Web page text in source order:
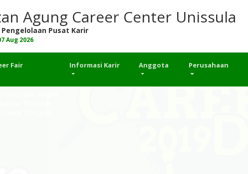
Agung Career Center Unissula
Pusat Karir
Aug 2026
Fair
Informasi Karir Anggota Perusahaan